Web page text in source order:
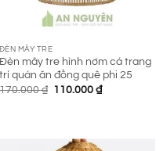
ĐÈN MÂY TRE
Đèn mây tre hình nơm cá trang
trí quán ăn đồng quê phi 25
₫ Giá
110.000 ₫Giá